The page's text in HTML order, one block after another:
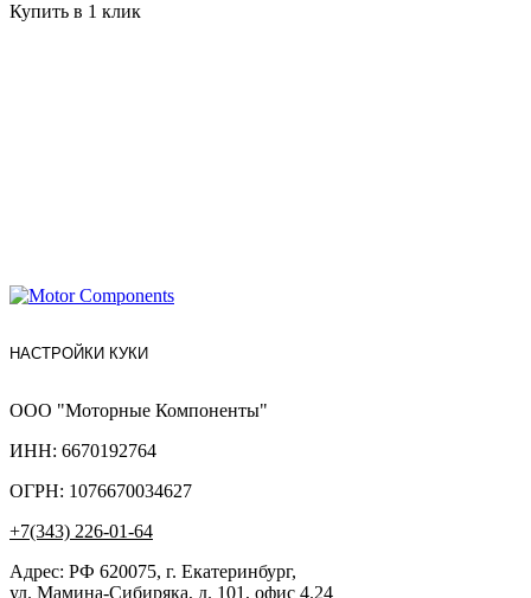
Купить в 1 клик
НАСТРОЙКИ КУКИ
ООО "Моторные Компоненты"
ИНН: 6670192764
ОГРН: 1076670034627
+7(343) 226-01-64
Адрес: РФ 620075, г. Екатеринбург,
ул. Мамина-Сибиряка, д. 101, офис 4.24